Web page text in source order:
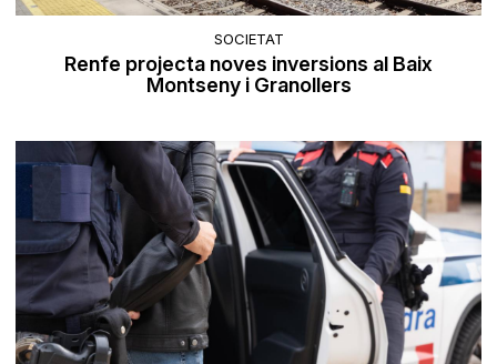
SOCIETAT
Renfe projecta noves inversions al Baix
Montseny i Granollers